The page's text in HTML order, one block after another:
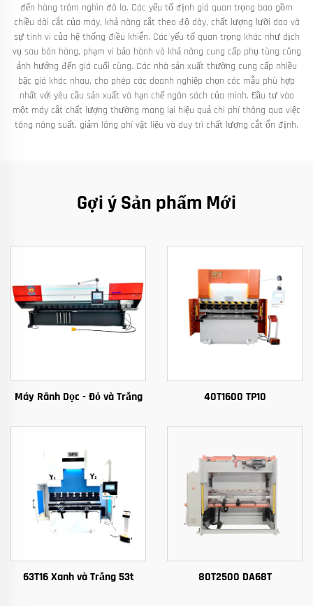
đến hàng trăm nghìn đô la. Các yếu tố định giá quan trọng bao gồm
chiều dài cắt của máy, khả năng cắt theo độ dày, chất lượng lưỡi dao và
sự tinh vi của hệ thống điều khiển. Các yếu tố quan trọng khác như dịch
vụ sau bán hàng, phạm vi bảo hành và khả năng cung cấp phụ tùng cũng
ảnh hưởng đến giá cuối cùng. Các nhà sản xuất thường cung cấp nhiều
bậc giá khác nhau, cho phép các doanh nghiệp chọn các mẫu phù hợp
nhất với yêu cầu sản xuất và hạn chế ngân sách của mình. Đầu tư vào
một máy cắt chất lượng thường mang lại hiệu quả chi phí thông qua việc
tăng năng suất, giảm lãng phí vật liệu và duy trì chất lượng cắt ổn định.
Gợi ý Sản phẩm Mới
Máy Rãnh Dọc - Đỏ và Trắng 40T1600 TP10
63T16 Xanh và Trắng 53t 80T2500 DA68T